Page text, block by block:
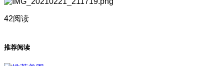
42阅读
推荐阅读